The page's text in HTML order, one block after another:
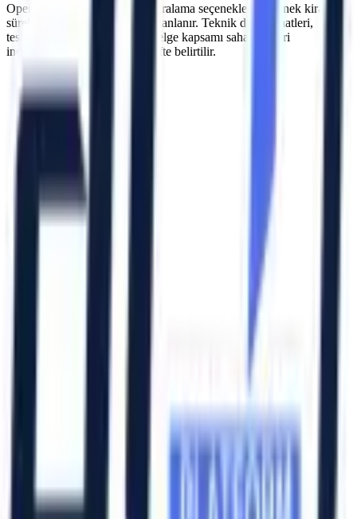
Operatörlü veya operatörsüz kiralama seçenekleri ve esnek kiralama
süreleri proje ihtiyacına göre planlanır. Teknik destek saatleri,
teslimat takvimi, operatör ve belge kapsamı saha bilgileri
incelendikten sonra yazılı teklifte belirtilir.
Artı Platform - Ana Sayfa
Hızlı Erişim
Eskişehir Organize Sanayi
Aliağa Sanayi Bölgesi